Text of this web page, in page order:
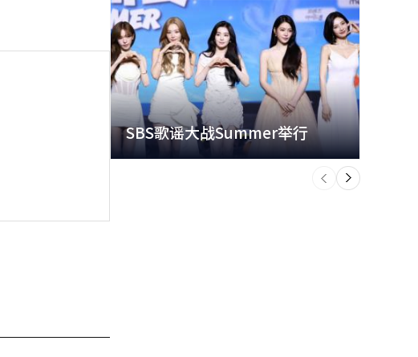
SBS歌谣大战Summer举行
下
一
个